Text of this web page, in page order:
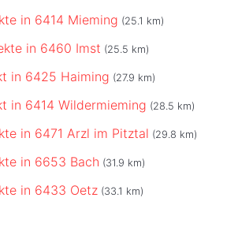
in 6414 Mieming (25.1 km)
in 6460 Imst (25.5 km)
in 6425 Haiming (27.9 km)
in 6414 Wildermieming (28.5 km)
in 6471 Arzl im Pitztal (29.8 km)
in 6653 Bach (31.9 km)
in 6433 Oetz (33.1 km)